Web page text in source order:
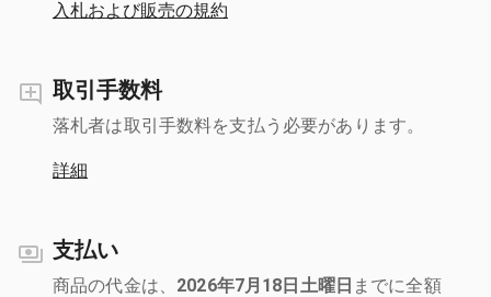
入札および販売の規約
取引手数料
落札者は取引手数料を支払う必要があります。
詳細
支払い
商品の代金は、 2026年7月18日土曜日 までに全額